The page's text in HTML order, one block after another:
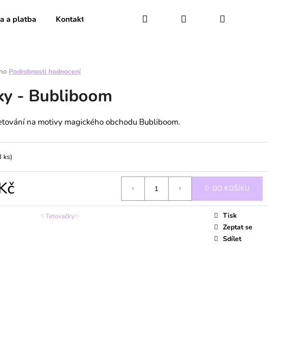
a platba Kontakty Hledat PřihlášeníNákupní
Podrobnosti hodnocení
- Bubliboom
na motivy magického obchodu Bubliboom.
ks)
DO KOŠÍKU
✨Tetovačky✨
Tisk
Zeptat se
Sdílet
Následující
BALÍČEK LIŠKA